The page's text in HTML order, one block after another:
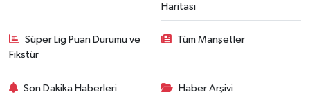
Haritası
Süper Lig Puan Durumu ve
Fikstür
Tüm Manşetler
Son Dakika Haberleri Haber Arşivi